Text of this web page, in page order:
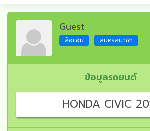
Guest
ล็อกอิน สมัครสมาชิก
ข้อมูลรถยนต์
HONDA CIVIC